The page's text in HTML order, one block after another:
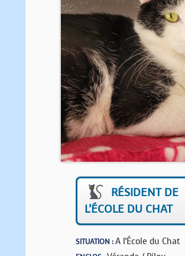
RÉSIDENT DE
L'ÉCOLE DU CHAT
SITUATION :A l'École du Chat